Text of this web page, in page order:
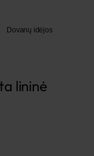
Dovanų idėjos
lininė